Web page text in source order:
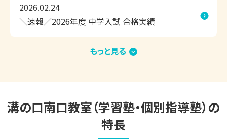
教室見学も承っております。
ぜひ、溝の口南口教室まで足を運んでいただき、学習環境な
▽夏期講習期間
2026年7月14日(火)～8月31日(月)
2026.02.24
＼速報／2026年度 中学入試 合格実績
もっと見る
溝の口南口教室（学習塾・個別指導塾）の
特長